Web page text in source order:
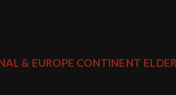
& EUROPE CONTINENT